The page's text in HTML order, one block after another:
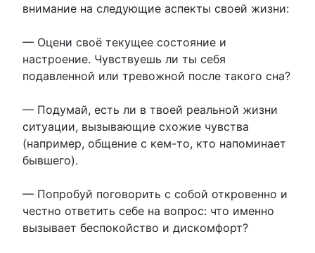
внимание на следующие аспекты своей жизни:
— Оцени своё текущее состояние и
настроение. Чувствуешь ли ты себя
подавленной или тревожной после такого сна?
— Подумай, есть ли в твоей реальной жизни
ситуации, вызывающие схожие чувства
(например, общение с кем-то, кто напоминает
бывшего).
— Попробуй поговорить с собой откровенно и
честно ответить себе на вопрос: что именно
вызывает беспокойство и дискомфорт?